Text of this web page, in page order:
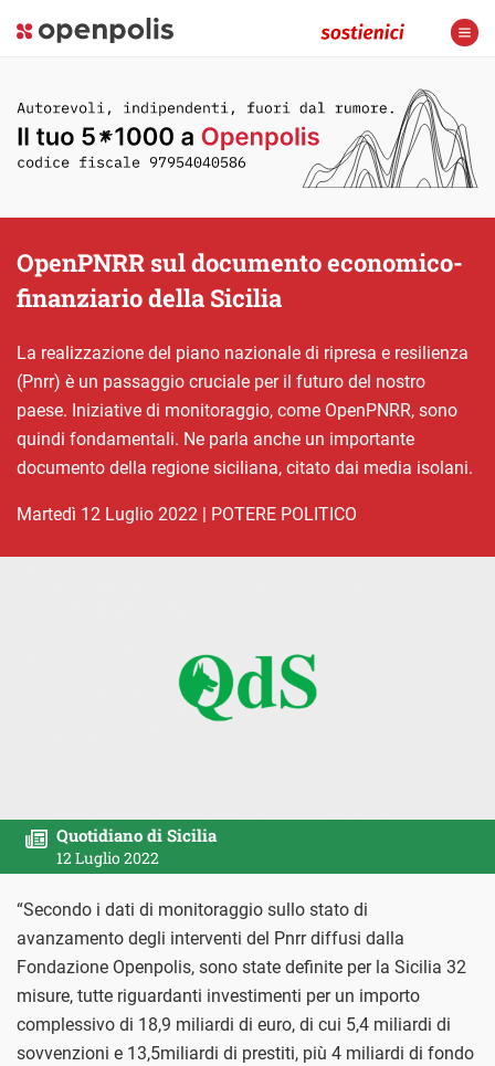
OpenPNRR sul documento economico-
finanziario della Sicilia
La realizzazione del piano nazionale di ripresa e resilienza
(Pnrr) è un passaggio cruciale per il futuro del nostro
paese. Iniziative di monitoraggio, come OpenPNRR, sono
quindi fondamentali. Ne parla anche un importante
documento della regione siciliana, citato dai media isolani.
martedì 12 Luglio 2022 | POTERE POLITICO
Quotidiano di Sicilia
12 Luglio 2022
“Secondo i dati di monitoraggio sullo stato di
avanzamento degli interventi del Pnrr diffusi dalla
Fondazione Openpolis, sono state definite per la Sicilia 32
misure, tutte riguardanti investimenti per un importo
complessivo di 18,9 miliardi di euro, di cui 5,4 miliardi di
sovvenzioni e 13,5miliardi di prestiti, più 4 miliardi di fondo